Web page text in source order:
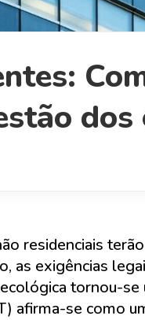
dos
residenciais
as exigências
tornou-
afirma-se como